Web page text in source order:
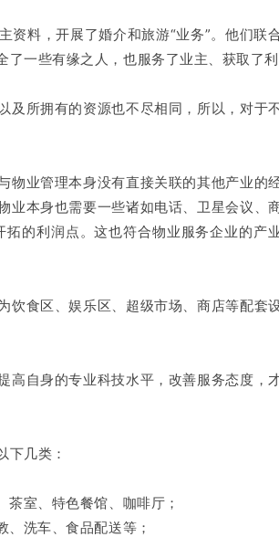
料，开展了婚介和旅游“业务”。他们联
一些有缘之人，也服务了业主、获取了利
所拥有的资源也不尽相同，所以，对于
业管理本身没有直接关联的其他产业的经
业本身也需要一些诸如电话、卫星会议、
的利润点。这也符合物业服务企业的产
食区、娱乐区、超级市场、商店等配套
自身的专业科技水平，改善服务态度，
几类：
室、特色餐馆、咖啡厅；
洗车、食品配送等；